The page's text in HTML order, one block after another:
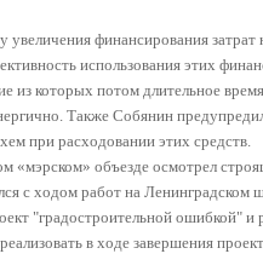
финансирования затрат
использования этих
из которых потом длительное
Также Собянин
при расходовании этих средств.
объезде осмотрел
с ходом работ на Ленинградском
"градостроительной ошибкой" и
в ходе завершения